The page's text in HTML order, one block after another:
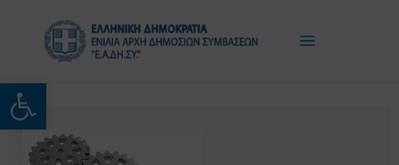
Ανοίξτε τη γραμμή
περιεχόμενο